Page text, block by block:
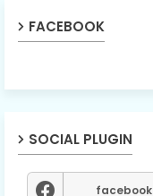
FACEBOOK
SOCIAL PLUGIN
facebook